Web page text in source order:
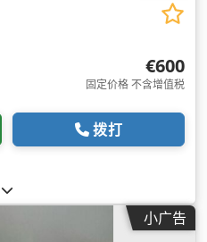
€600
固定价格 不含增值税
拨打
小广告